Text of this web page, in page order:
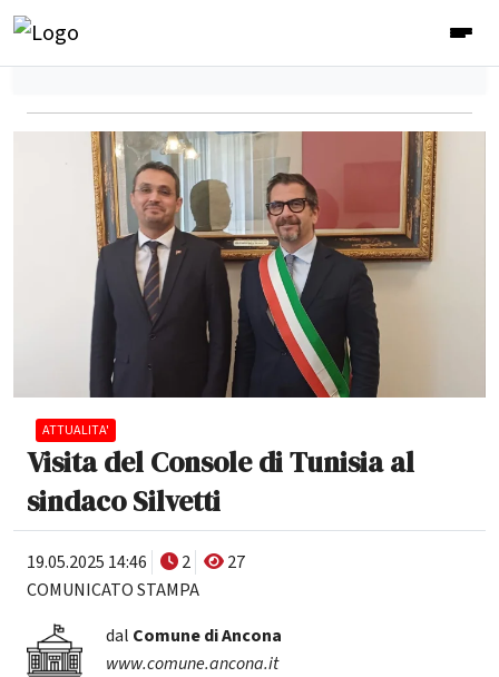
ATTUALITA'
Visita del Console di Tunisia al
sindaco Silvetti
19.05.2025 14:46 2
27
COMUNICATO STAMPA
dal Comune di Ancona
www.comune.ancona.it